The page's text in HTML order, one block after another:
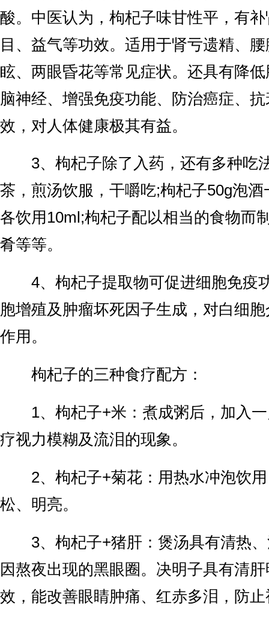
酸。中医认为，枸杞子味甘性平，有
目、益气等功效。适用于肾亏遗精、
眩、两眼昏花等常见症状。还具有降
脑神经、增强免疫功能、防治癌症、
效，对人体健康极其有益。
3、枸杞子除了入药，还有多种吃
茶，煎汤饮服，干嚼吃;枸杞子50g泡
各饮用10ml;枸杞子配以相当的食物而
肴等等。
4、枸杞子提取物可促进细胞免疫
胞增殖及肿瘤坏死因子生成，对白细
作用。
枸杞子的三种食疗配方：
1、枸杞子+米：煮成粥后，加入一
疗视力模糊及流泪的现象。
2、枸杞子+菊花：用热水冲泡饮用
松、明亮。
3、枸杞子+猪肝：煲汤具有清热、
因熬夜出现的黑眼圈。决明子具有清
效，能改善眼睛肿痛、红赤多泪，防